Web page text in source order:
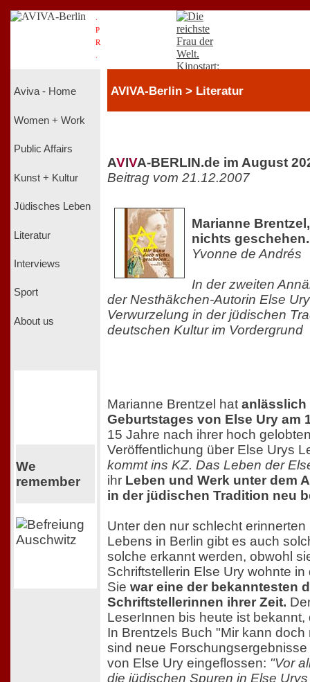
P
R
Aviva - Home
Women + Work
Public Affairs
Kunst + Kultur
Jüdisches Leben
Literatur
Interviews
Sport
About us
We
remember
AVIVA-Berlin > Literatur
AVIVA-BERLIN.de im August
Beitrag vom 21.12.2007
Marianne
nichts
Yvonne de Andrés
In der zweiten
der Nesthäkchen-Autorin Else
Verwurzelung in der jüdischen
deutschen Kultur im Vordergrund
Marianne Brentzel hat anlässlich
Geburtstages von Else Ury am
15 Jahre nach ihrer hoch
Veröffentlichung über Else Urys
kommt ins KZ. Das Leben der
ihr Leben und Werk unter dem
in der jüdischen Tradition neu
Unter den nur schlecht
Lebens in Berlin gibt es auch
solche erkannt werden, obwohl
Schriftstellerin Else Ury wohnte
Sie war eine der bekanntesten
Schriftstellerinnen ihrer Zeit.
LeserInnen bis heute ist bekannt,
In Brentzels Buch "Mir kann
sind neue
von Else Ury eingeflossen: "Vor
die jüdischen Spuren in Else